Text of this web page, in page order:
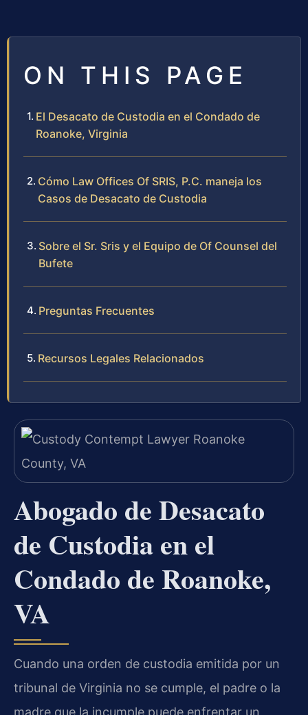
ON THIS PAGE
El Desacato de Custodia en el Condado de
Roanoke, Virginia
Cómo Law Offices Of SRIS, P.C. maneja los
Casos de Desacato de Custodia
Sobre el Sr. Sris y el Equipo de Of Counsel del
Bufete
Preguntas Frecuentes
Recursos Legales Relacionados
Abogado de Desacato
de Custodia en el
Condado de Roanoke,
VA
Cuando una orden de custodia emitida por un
tribunal de Virginia no se cumple, el padre o la
madre que la incumple puede enfrentar un